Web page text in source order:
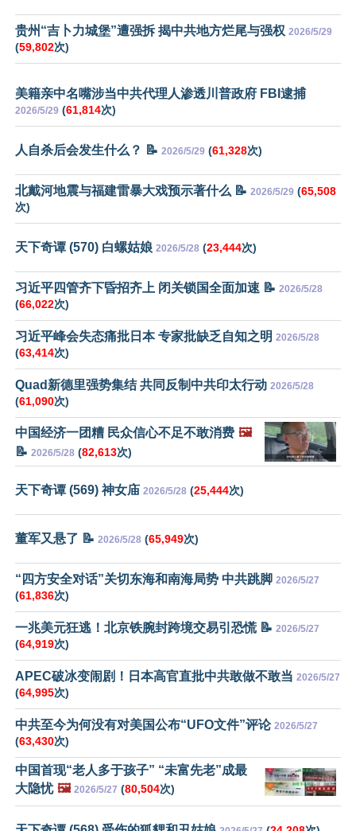
贵州“吉卜力城堡”遭强拆 揭中共地方烂尾与强权 2026/5/29
(59,802次)
美籍亲中名嘴涉当中共代理人渗透川普政府 FBI逮捕
2026/5/29 (61,814次)
人自杀后会发生什么？ 📝 2026/5/29 (61,328次)
北戴河地震与福建雷暴大戏预示著什么 📝 2026/5/29 (65,508
次)
天下奇谭 (570) 白螺姑娘 2026/5/28 (23,444次)
习近平四管齐下昏招齐上 闭关锁国全面加速 📝 2026/5/28
(66,022次)
习近平峰会失态痛批日本 专家批缺乏自知之明 2026/5/28
(63,414次)
Quad新德里强势集结 共同反制中共印太行动 2026/5/28
(61,090次)
中国经济一团糟 民众信心不足不敢消费 🖼️
📝 2026/5/28 (82,613次)
天下奇谭 (569) 神女庙 2026/5/28 (25,444次)
董军又悬了 📝 2026/5/28 (65,949次)
“四方安全对话”关切东海和南海局势 中共跳脚 2026/5/27
(61,836次)
一兆美元狂逃！北京铁腕封跨境交易引恐慌 📝 2026/5/27
(64,919次)
APEC破冰变闹剧！日本高官直批中共敢做不敢当 2026/5/27
(64,995次)
中共至今为何没有对美国公布“UFO文件”评论 2026/5/27
(63,430次)
中国首现“老人多于孩子” “未富先老”成最
大隐忧 🖼️ 2026/5/27 (80,504次)